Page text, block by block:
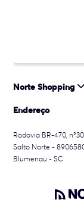
Norte Shopping
Endereço
Rodovia BR-470,
Salto Norte -
Blumenau - SC